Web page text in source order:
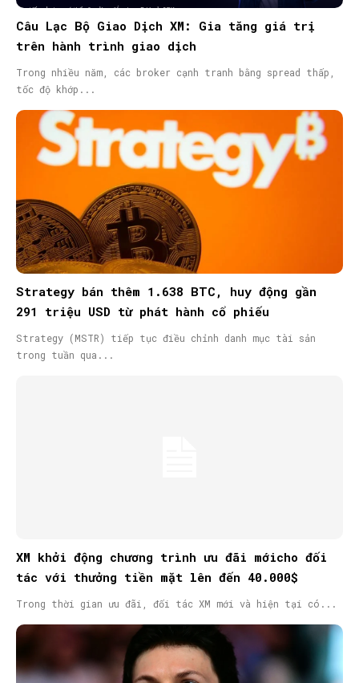
Câu Lạc Bộ Giao Dịch XM: Gia tăng giá trị
trên hành trình giao dịch
Trong nhiều năm, các broker cạnh tranh bằng spread thấp,
tốc độ khớp...
Strategy bán thêm 1.638 BTC, huy động gần
291 triệu USD từ phát hành cổ phiếu
Strategy (MSTR) tiếp tục điều chỉnh danh mục tài sản
trong tuần qua...
XM khởi động chương trình ưu đãi mớicho đối
tác với thưởng tiền mặt lên đến 40.000$
Trong thời gian ưu đãi, đối tác XM mới và hiện tại có...